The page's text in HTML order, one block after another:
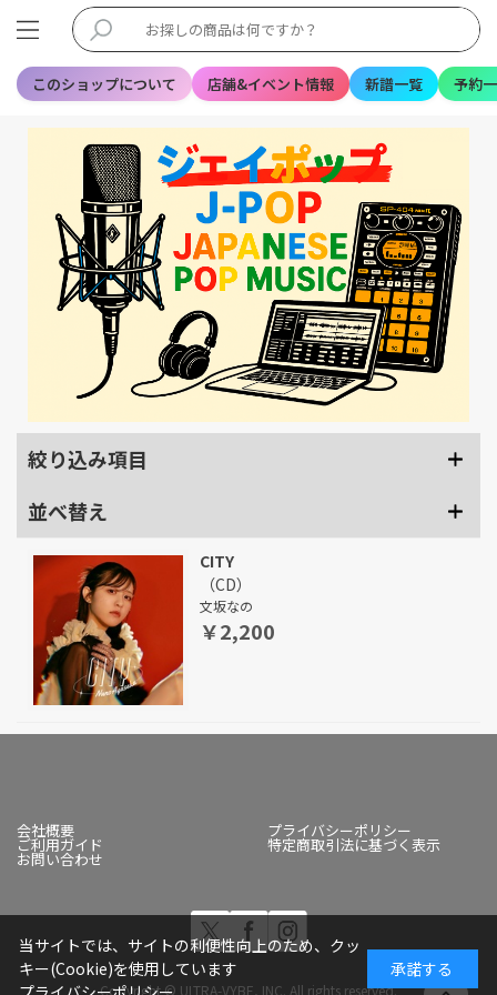
このショップについて 店舗&イベント情報 新譜一覧 予約
絞り込み項目
並べ替え
CITY
（CD）
文坂なの
￥2,200
会社概要 プライバシーポリシー
ご利用ガイド 特定商取引法に基づく表示
お問い合わせ
Copyright © ULTRA-VYBE, INC. All rights reserved.
当サイトでは、サイトの利便性向上のため、クッ
キー(Cookie)を使用しています
承諾する